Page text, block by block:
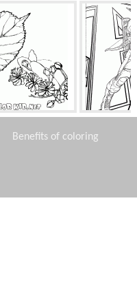
葉子酸橙
Benefits of coloring